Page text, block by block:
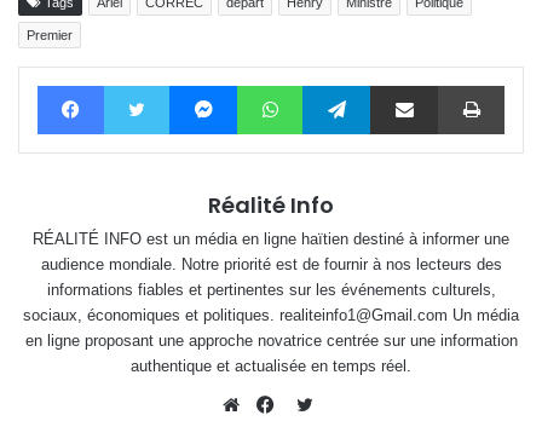
Premier
FacebookTwitter MessengerWhatsAppTelegram Partager par email
Réalité Info
RÉALITÉ INFO est un média en ligne haïtien destiné à informer une
audience mondiale. Notre priorité est de fournir à nos lecteurs des
informations fiables et pertinentes sur les événements culturels,
sociaux, économiques et politiques. realiteinfo1@Gmail.com Un média
en ligne proposant une approche novatrice centrée sur une information
authentique et actualisée en temps réel.